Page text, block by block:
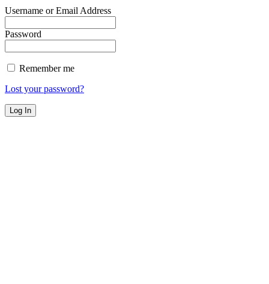
Username or Email Address
Password
Remember me
Lost your password?